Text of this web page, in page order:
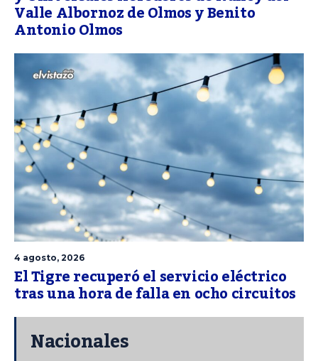
Valle Albornoz de Olmos y Benito
Antonio Olmos
4 agosto, 2026
El Tigre recuperó el servicio eléctrico
tras una hora de falla en ocho circuitos
Nacionales